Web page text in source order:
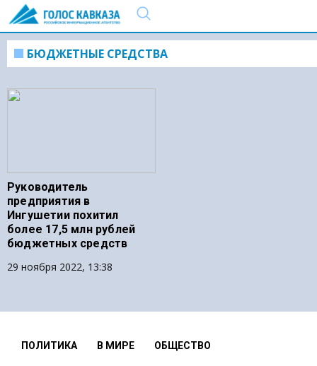
БЮДЖЕТНЫЕ СРЕДСТВА
Руководитель
предприятия в
Ингушетии похитил
более 17,5 млн рублей
бюджетных средств
29 ноября 2022, 13:38
ПОЛИТИКА В МИРЕ ОБЩЕСТВО